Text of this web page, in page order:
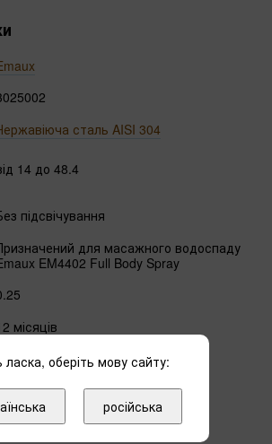
сталь AISI 304
14 до 48.4
підсвічування
для масажного водоспаду
EM4402 Full Body Spray
місяців
ласка, оберіть мову сайту:
російська